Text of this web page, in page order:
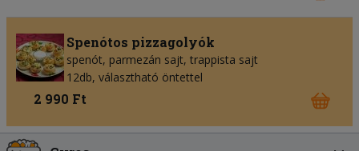
Spenótos pizzagolyók
spenót, parmezán sajt, trappista sajt
12db, választható öntettel
2 990 Ft